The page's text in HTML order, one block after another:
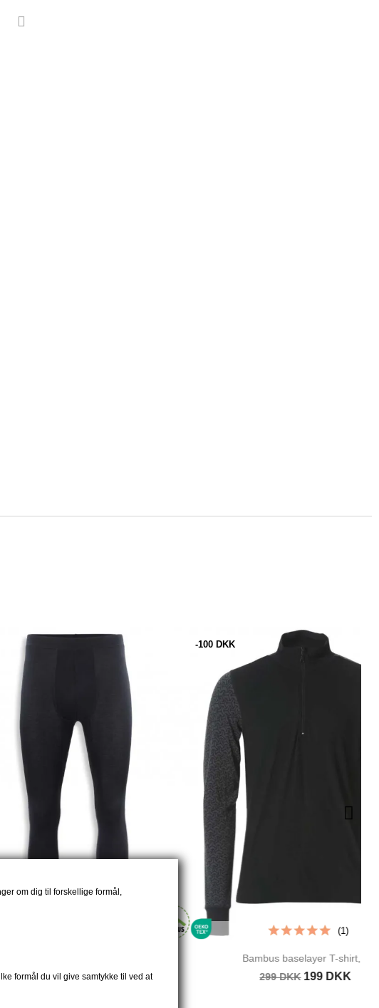
DKK
Bambus baselayer T-shirt,...
199 DKK
(1)
om dig til forskellige formål,
formål du vil give samtykke til ved at